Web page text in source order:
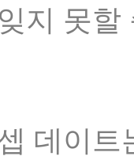
지 못
데이